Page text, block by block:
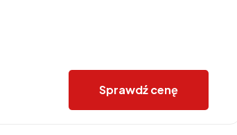
Sprawdź cenę